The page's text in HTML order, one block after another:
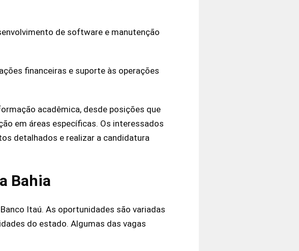
de software e manutenção
financeiras e suporte às operações
acadêmica, desde posições que
em áreas específicas. Os interessados
detalhados e realizar a candidatura
Bahia
Itaú. As oportunidades são variadas
do estado. Algumas das vagas